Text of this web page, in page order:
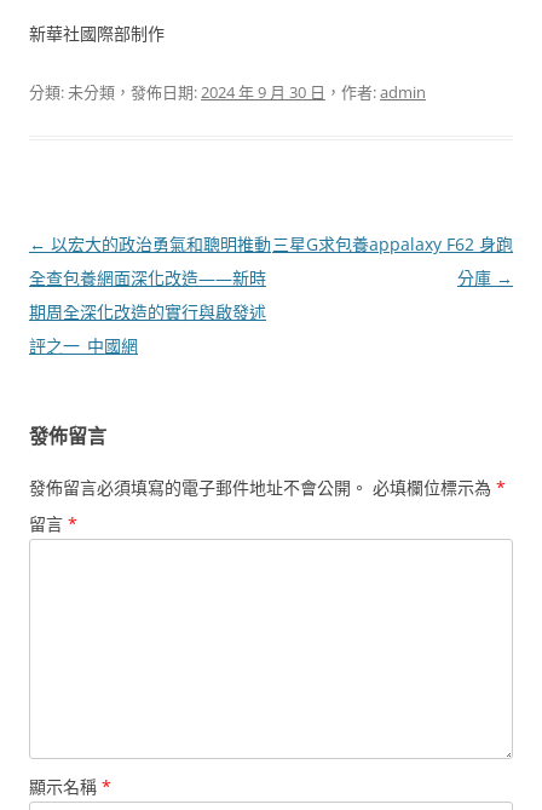
新華社國際部制作
分類: 未分類，發佈日期: 2024 年 9 月 30 日 ，作者:admin
文
章
導
覽
← 以宏大的政治勇氣和聰明推動
全查包養網面深化改造——新時
期周全深化改造的實行與啟發述
評之一_中國網
三星G求包養appalaxy F62 身跑
分庫 →
發佈留言
發佈留言必須填寫的電子郵件地址不會公開。 必填欄位標示為 *
留言 *
顯示名稱 *